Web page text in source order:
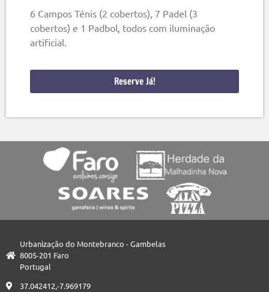
6 Campos Ténis (2 cobertos), 7 Padel (3
cobertos) e 1 Padbol, todos com iluminação
artificial.
Reserve Já!
Urbanização do Montebranco - Gambelas
8005-201 Faro
Portugal
37.042412,-7.969179